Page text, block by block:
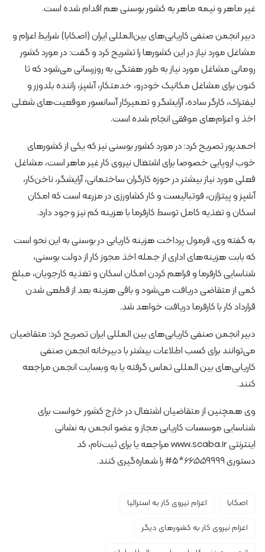
غیر ماهر و نیمه ماهر به کشور بوسنی هم اقدام شده است.
دبیر انجمن صنفی کاریابی‌های بین‌المللی ایران (اصکابا) شرایط اعزام و
مشاغل مورد نیاز در این کشورها را تشریح کرد و گفت: در مورد کشور
رومانی مشاغل مورد نیاز به طور هفتگی به روزرسانی می‌شود که تا
کنون برای مشاغل مکانیک خودرو، خدمتکار، آشپز، راننده بلدوزر و
لیفتراک، کارگر ساده، آرایشگر و تعمیرکار آسانسور موقعیت‌های شغلی
اخذ و اعزام‌های موفقی انجام شده است.
احمدپور تصریح کرد: در مورد کشور بوسنی نیز که یکی از کشورهای
خوب اروپایی خصوصا برای اشتغال نیروی کار غیر ماهر است، مشاغل
فعلی مورد نیاز بیشتر در حوزه کارگران ساختمانی، آرایشگر، ناخن‌کار،
آشپز و پیتزازن، فوتبالیست و کار کشاورزی در مزرعه است که امکان
اسکان و تغذیه کامل توسط کارفرما با هزینه کم نیز وجود دارد.
به گفته وی، فرمول پرداخت هزینه کاریابی در بوسنی به این نحو است
که بابت هزینه‌های اداری از جمله اخذ مجوز کار از دولت بوسنی،
شناسایی کارفرما و فراهم کردن امکان اسکان و تغذیه کارجویان، مبلغ
کمی از متقاضی دریافت می‌شود و باقی هزینه بعد از قطعی شدن
قرارداد کار با کارفرما دریافت خواهد شد.
دبیر انجمن صنفی کاریابی‌های بین المللی ایران تصریح کرد: متقاضیان
می‌توانند برای کسب اطلاعات بیشتر با دبیرخانه انجمن صنفی
کاریابی‌های بین المللی تماس گرفته یا به وبسایت انجمن مراجعه
کنند.
وی همچنین از متقاضیان اشتغال در خارج کشور خواست برای
شناسایی موسسات کاریابی مجاز و عضو انجمن به نشانی
اینترنتی www.scaba.ir مراجعه یا برای ثبت‌نام، کد
دستوری
۶۶۵۵۹۹۹۹*۵# را شماره‌گیری کنند.
اصکابا
اعزام نیروی کار به استرالیا
اعزام نیروی کار به کشورهای دیگر